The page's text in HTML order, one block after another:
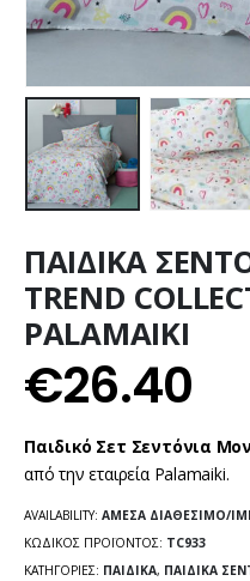
ΠΑΙΔΙΚΑ
TREND
PALAMAIKI
€26.40
Παιδικό Σετ Σεντόνια
από την εταιρεία Palamaiki.
AVAILABILITY: ΆΜΕΣΑ ΔΙΑΘΈΣΙΜΟ/
ΚΩΔΙΚΌΣ ΠΡΟΪΌΝΤΟΣ: TC933
ΚΑΤΗΓΟΡΊΕΣ: ΠΑΙΔΙΚΆ, ΠΑΙΔΙΚΆ